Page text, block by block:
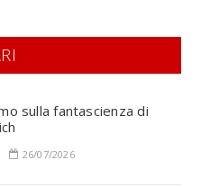
sulla fantascienza di
26/07/2026